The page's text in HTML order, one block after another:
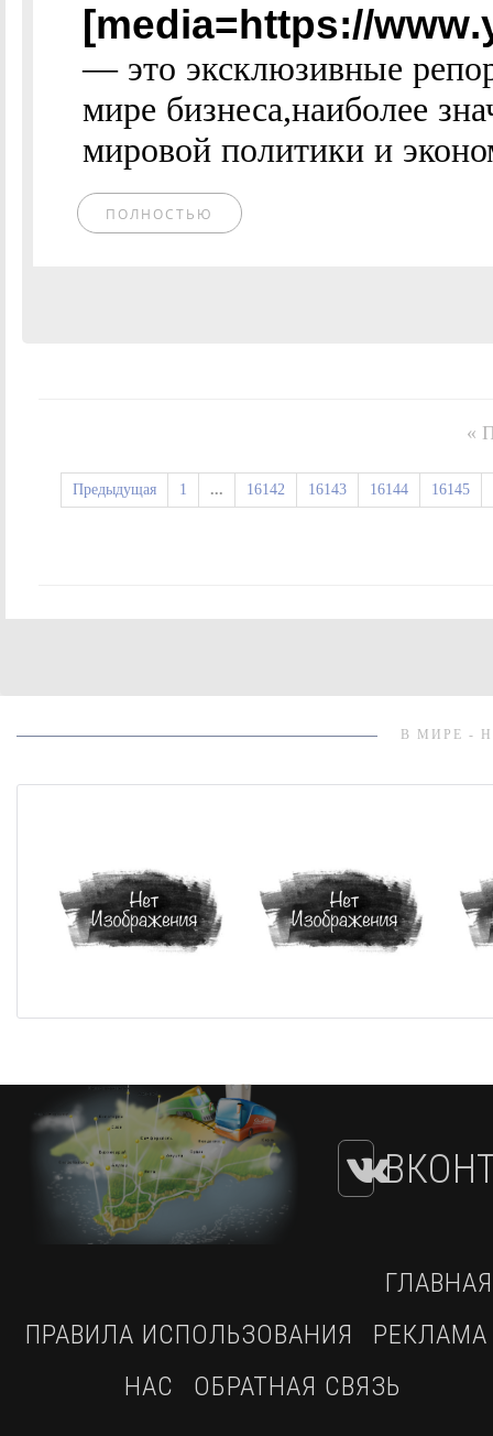
[media=https://
— это эксклюзивные
мире бизнеса,наиболее
мировой политики и
ПОЛНОСТЬЮ
«
Предыдущая 1 ... 16142 16143 16144 16145
В МИРЕ -
ГЛАВНАЯ
ПРАВИЛА ИСПОЛЬЗОВАНИЯ
РЕКЛАМА
НАС
ОБРАТНАЯ СВЯЗЬ